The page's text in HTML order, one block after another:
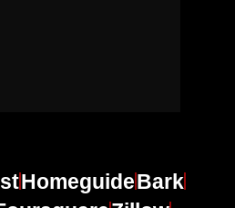
HomeguideBark